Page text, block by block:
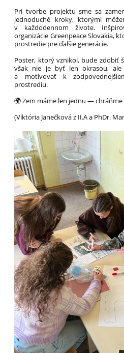
Pri tvorbe projektu sme sa
jednoduché kroky, ktorými
v každodennom živote.
organizácie Greenpeace Slovakia,
prostredie pre ďalšie generácie.
Poster, ktorý vznikol, bude zdobiť
však nie je byť len okrasou, ale
a motivovať k
prostrediu.
🌍 Zem máme len jednu — chráňme
(Viktória Janečková z II.A a PhDr.